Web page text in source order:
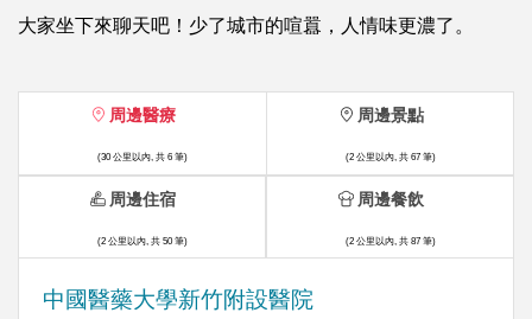
大家坐下來聊天吧！少了城市的喧囂，人情味更濃了。
周邊醫療
(30 公里以內, 共 6 筆)
中國醫藥大學新竹附設醫院
周邊景點
(2 公里以內, 共 67 筆)
周邊住宿
(2 公里以內, 共 50 筆)
周邊餐飲
(2 公里以內, 共 87 筆)